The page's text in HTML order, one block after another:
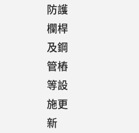
防護
欄桿
及鋼
管樁
等設
施更
新